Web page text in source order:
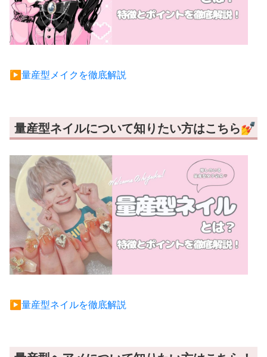
▶︎量産型メイクを徹底解説
量産型ネイルについて知りたい方はこちら💅
▶︎量産型ネイルを徹底解説